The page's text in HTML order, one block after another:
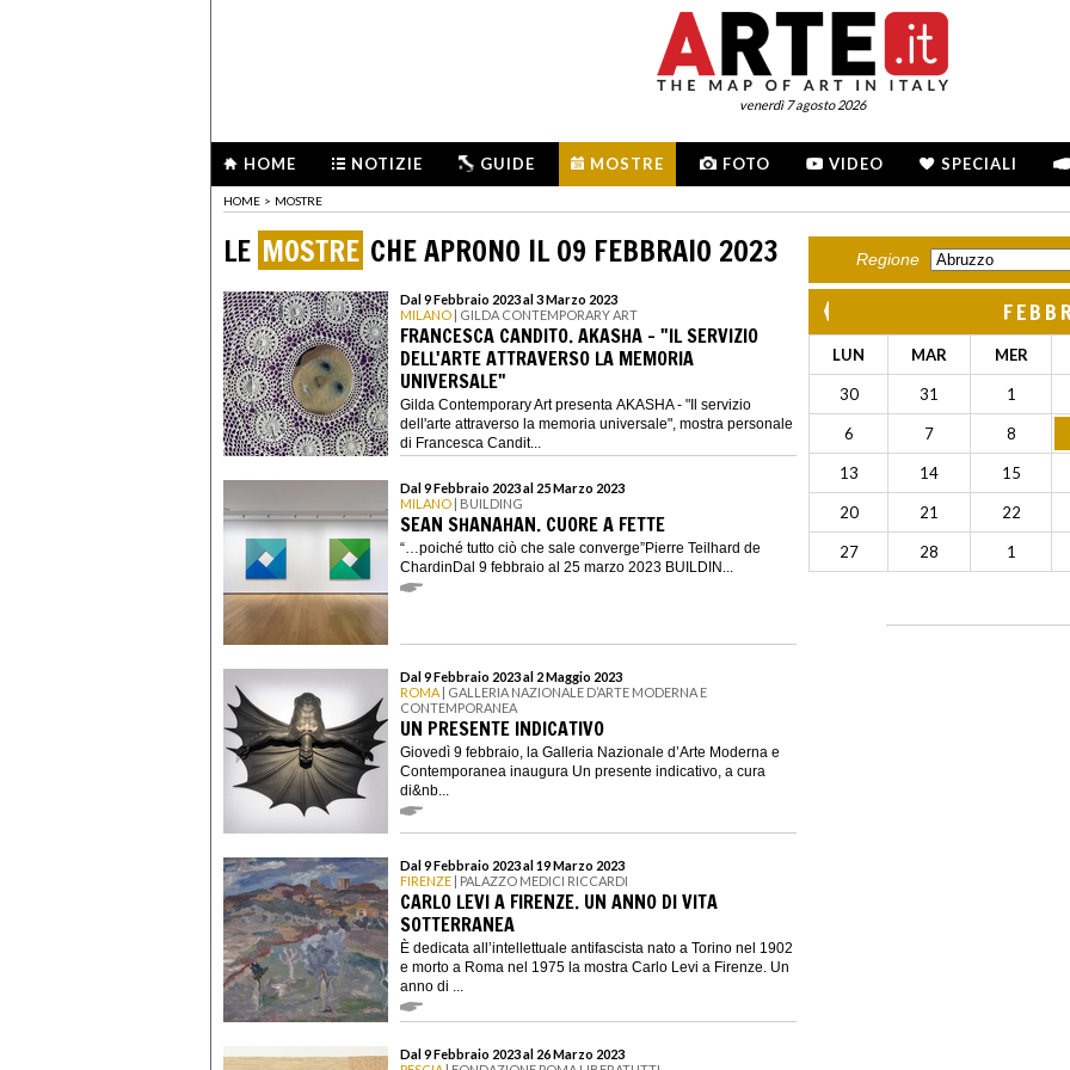
venerdì 7 agosto 2026
HOME NOTIZIE GUIDE MOSTRE FOTO VIDEO SPECIALI
HOME > MOSTRE
LE MOSTRE CHE APRONO IL 09 FEBBRAIO 2023
Dal 9 Febbraio 2023 al 3 Marzo 2023
MILANO | GILDA CONTEMPORARY ART
FRANCESCA CANDITO. AKASHA - "IL SERVIZIO
DELL'ARTE ATTRAVERSO LA MEMORIA
UNIVERSALE"
Gilda Contemporary Art presenta AKASHA - "Il servizio
dell'arte attraverso la memoria universale", mostra personale
di Francesca Candit...
Dal 9 Febbraio 2023 al 25 Marzo 2023
MILANO | BUILDING
SEAN SHANAHAN. CUORE A FETTE
“…poiché tutto ciò che sale converge”Pierre Teilhard de
ChardinDal 9 febbraio al 25 marzo 2023 BUILDIN...
Dal 9 Febbraio 2023 al 2 Maggio 2023
ROMA | GALLERIA NAZIONALE D’ARTE MODERNA E
CONTEMPORANEA
UN PRESENTE INDICATIVO
Giovedì 9 febbraio, la Galleria Nazionale d’Arte Moderna e
Contemporanea inaugura Un presente indicativo, a cura
di&nb...
Dal 9 Febbraio 2023 al 19 Marzo 2023
FIRENZE | PALAZZO MEDICI RICCARDI
CARLO LEVI A FIRENZE. UN ANNO DI VITA
SOTTERRANEA
È dedicata all’intellettuale antifascista nato a Torino nel 1902
e morto a Roma nel 1975 la mostra Carlo Levi a Firenze. Un
anno di ...
Dal 9 Febbraio 2023 al 26 Marzo 2023
Regione
LUN MAR MER
30 31 1
6 7 8
13 14 15
20 21 22
27 28 1